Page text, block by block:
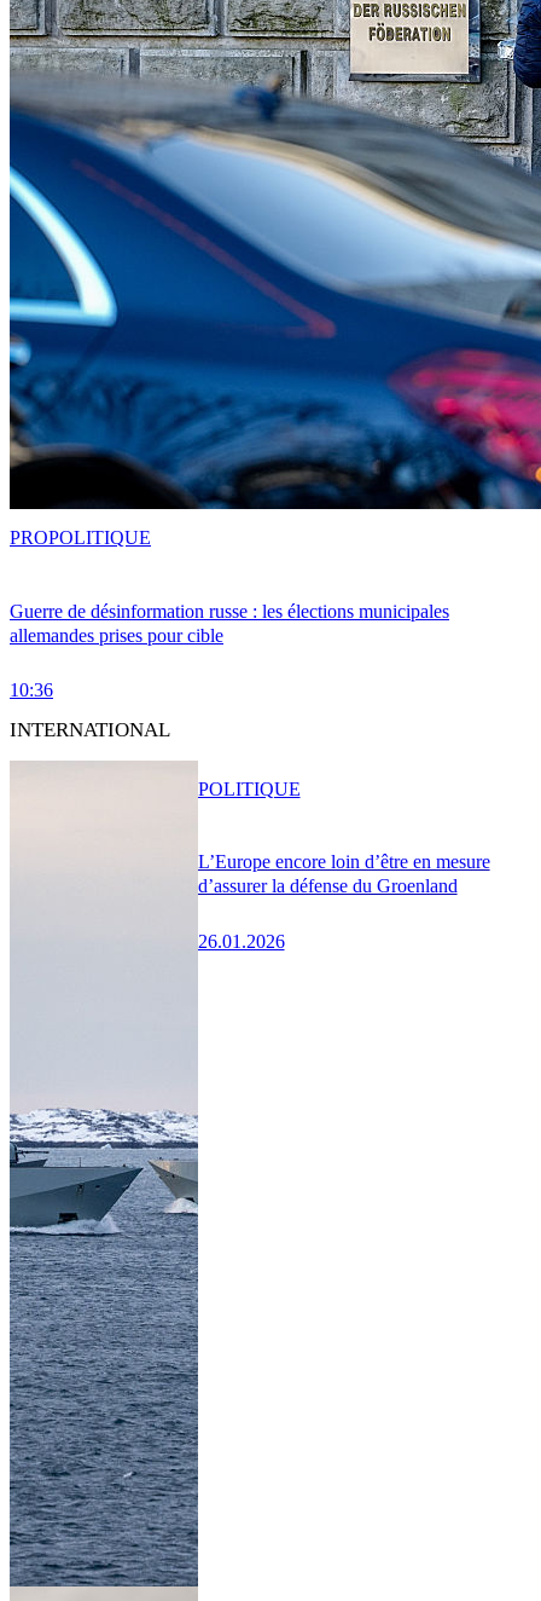
Guerre de désinformation russe : les élections municipales
allemandes prises pour cible
10:36
PROPOLITIQUE
INTERNATIONAL
L’Europe encore loin d’être en mesure
d’assurer la défense du Groenland
26.01.2026
POLITIQUE